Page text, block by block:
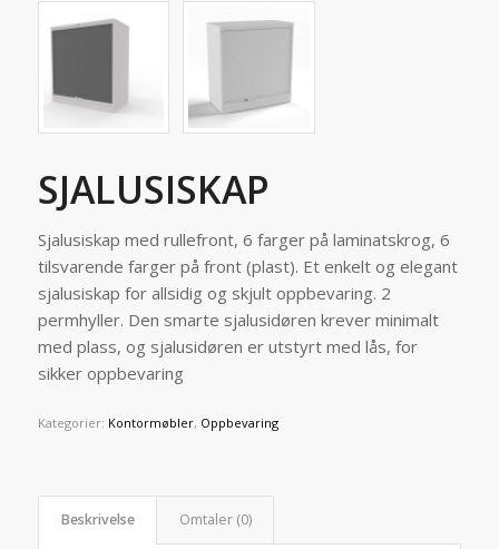
SJALUSISKAP
Sjalusiskap med rullefront, 6 farger på laminatskrog, 6
tilsvarende farger på front (plast). Et enkelt og elegant
sjalusiskap for allsidig og skjult oppbevaring. 2
permhyller. Den smarte sjalusidøren krever minimalt
med plass, og sjalusidøren er utstyrt med lås, for
sikker oppbevaring
Kategorier: Kontormøbler, Oppbevaring
Beskrivelse Omtaler (0)